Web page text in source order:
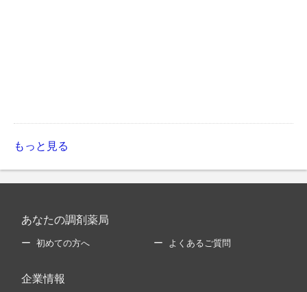
もっと見る
あなたの調剤薬局
初めての方へ よくあるご質問
企業情報